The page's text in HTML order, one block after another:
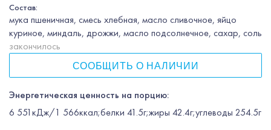
Состав:
мука пшеничная, смесь хлебная, масло сливочное, яйцо
куриное, миндаль, дрожжи, масло подсолнечное, сахар, соль
Энергетическая ценность на порцию:
6 551кДж/1 566ккал;белки 41.5г;жиры 42.4г;углеводы 254.5г
закончилось
СООБЩИТЬ О НАЛИЧИИ